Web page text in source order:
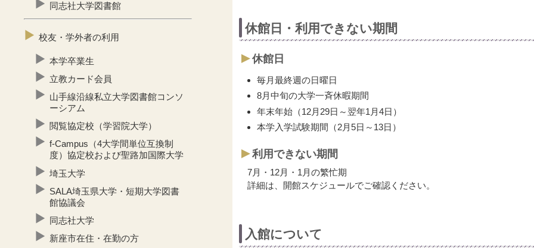
同志社大学図書館
校友・学外者の利用
本学卒業生
立教カード会員
山手線沿線私立大学図書館コンソ
ーシアム
閲覧協定校（学習院大学）
f-Campus（4大学間単位互換制
度）協定校および聖路加国際大学
埼玉大学
SALA埼玉県大学・短期大学図書
館協議会
同志社大学
新座市在住・在勤の方
休館日・利用できない期間
休館日
毎月最終週の日曜日
8月中旬の大学一斉休暇期間
年末年始（12月29日～翌年1月4日）
本学入学試験期間（2月5日～13日）
利用できない期間
7月・12月・1月の繁忙期
詳細は、開館スケジュールでご確認ください。
入館について